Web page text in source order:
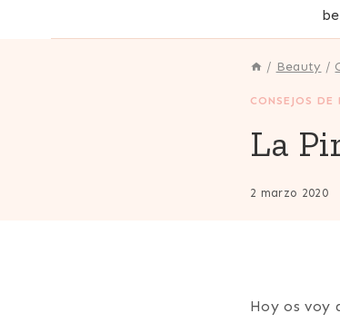
/ Beauty /
CONSEJOS DE
La
2 marzo 2020
Hoy os voy